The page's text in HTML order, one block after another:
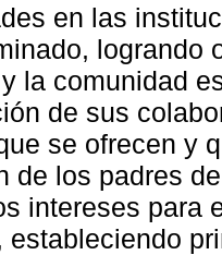
en las
logrando
la comunidad
de sus
se ofrecen y
de los padres
intereses para
estableciendo